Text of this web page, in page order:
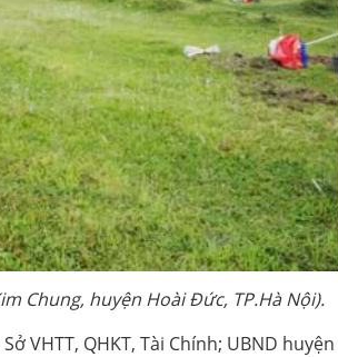
Chung, huyện Hoài Đức, TP.Hà Nội).
VHTT, QHKT, Tài Chính; UBND huyện